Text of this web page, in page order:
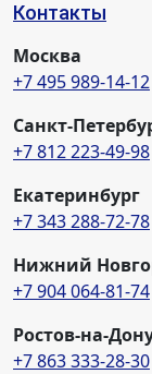
Контакты
Москва
+7 495 989-14-12
Санкт-
+7 812 223-49-98
Екатеринбург
+7 343 288-72-78
Нижний
+7 904 064-81-74
Ростов-на-
+7 863 333-28-30